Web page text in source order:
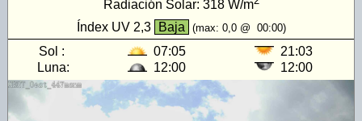
Radiación Solar: 318W/m
Índex UV 2,3 Baja (max: 0,0@ 00:00)
Sol : 07:05
21:03
Luna:
12:00 12:00